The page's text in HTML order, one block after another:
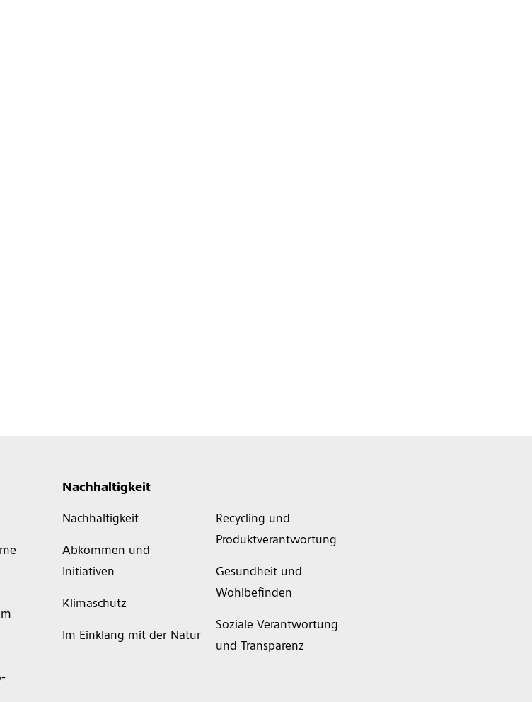
Nachhaltigkeit
Nachhaltigkeit
Abkommen und
Initiativen
Klimaschutz
Im Einklang mit der Natur
Recycling und
Produktverantwortung
Gesundheit und
Wohlbefinden
Soziale Verantwortung
und Transparenz